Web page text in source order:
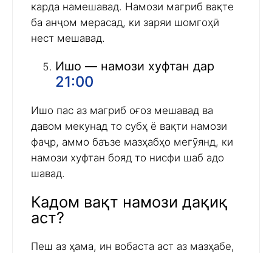
карда намешавад. Намози магриб вақте
ба анҷом мерасад, ки заряи шомгоҳӣ
нест мешавад.
Ишо — намози хуфтан дар
21:00
Ишо пас аз магриб оғоз мешавад ва
давом мекунад то субҳ ё вақти намози
фаҷр, аммо баъзе мазҳабҳо мегӯянд, ки
намози хуфтан бояд то нисфи шаб адо
шавад.
Кадом вақт намози дақиқ
аст?
Пеш аз ҳама, ин вобаста аст аз мазҳабе,